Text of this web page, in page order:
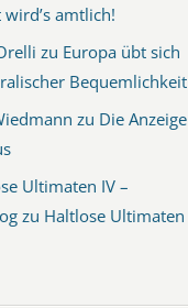
wird’s amtlich!
zu Europa übt sich
Bequemlichkeit
zu Die Anzeige
Ultimaten IV –
zu Haltlose Ultimaten